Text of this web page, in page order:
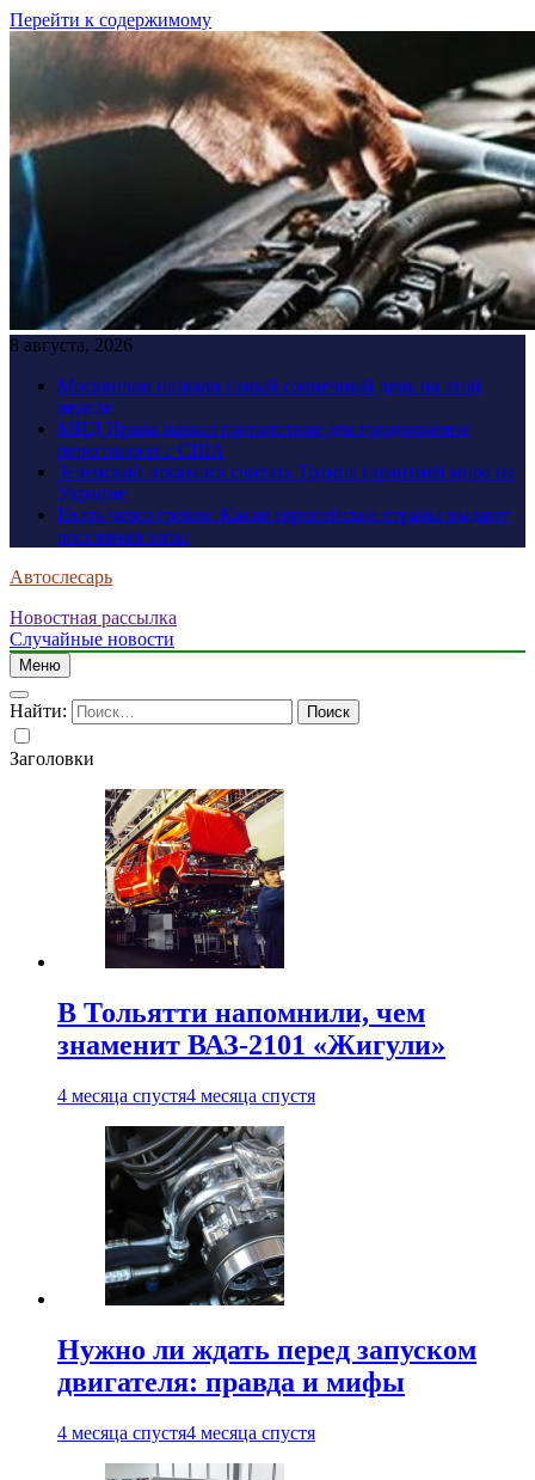
Перейти к содержимому
8 августа, 2026
Москвичам назвали самый солнечный день на этой
неделе
МИД Ирана назвал препятствие для продолжения
переговоров с США
Зеленский отказался считать Трампа гарантией мира на
Украине
Ехать через греков: Какие европейские страны выдают
россиянам визы
Автослесарь
Новостная рассылка
Случайные новости
Меню
Найти:
Заголовки
В Тольятти напомнили, чем
знаменит ВАЗ-2101 «Жигули»
4 месяца спустя4 месяца спустя
Нужно ли ждать перед запуском
двигателя: правда и мифы
4 месяца спустя4 месяца спустя